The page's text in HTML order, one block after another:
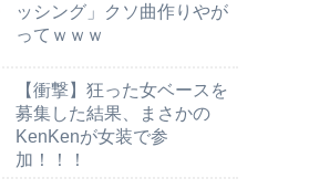
ッシング」クソ曲作りやが
ってｗｗｗ
【衝撃】狂った女ベースを
募集した結果、まさかの
KenKenが女装で参
加！！！